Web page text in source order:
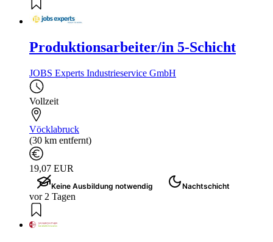
Produktionsarbeiter/in 5-Schicht
JOBS Experts Industrieservice GmbH
Vollzeit
Vöcklabruck
(30 km entfernt)
19,07 EUR
Keine Ausbildung notwendig Nachtschicht
vor 2 Tagen